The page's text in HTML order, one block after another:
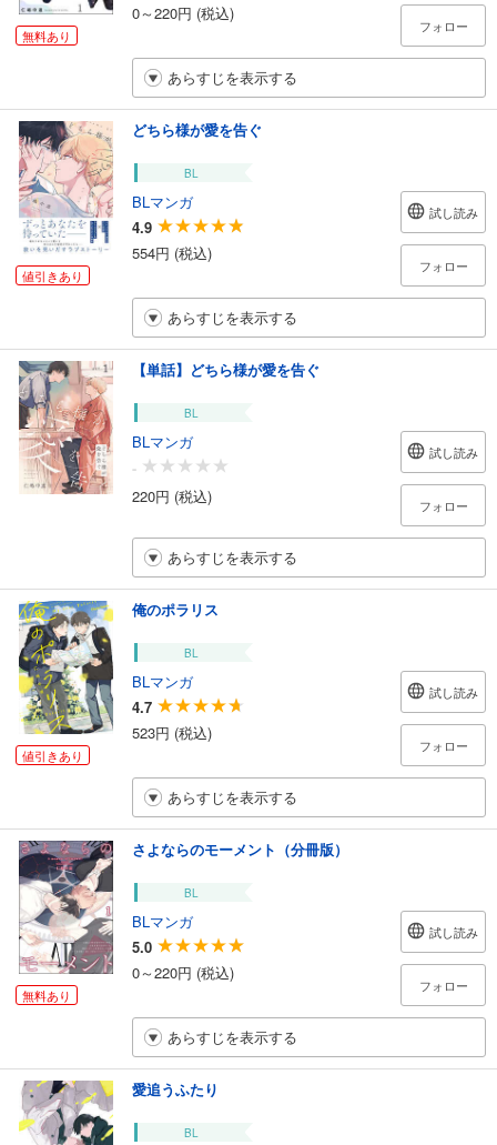
無料あり
0～220円 (税込)
フォロー
あらすじを表示する
値引きあり
どちら様が愛を告ぐ
BL
BLマンガ
4.9
554円 (税込)
試し読み
フォロー
あらすじを表示する
【単話】どちら様が愛を告ぐ
BL
BLマンガ
-
220円 (税込)
試し読み
フォロー
あらすじを表示する
値引きあり
俺のポラリス
BL
BLマンガ
4.7
523円 (税込)
試し読み
フォロー
あらすじを表示する
無料あり
さよならのモーメント（分冊版）
BL
BLマンガ
5.0
0～220円 (税込)
試し読み
フォロー
あらすじを表示する
愛追うふたり
BL